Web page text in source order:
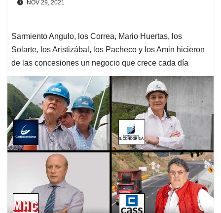
NOV 29, 2021
Sarmiento Angulo, los Correa, Mario Huertas, los
Solarte, los Aristizábal, los Pacheco y los Amin hicieron
de las concesiones un negocio que crece cada día